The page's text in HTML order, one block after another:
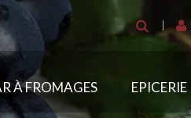
À FROMAGES EPICERIE